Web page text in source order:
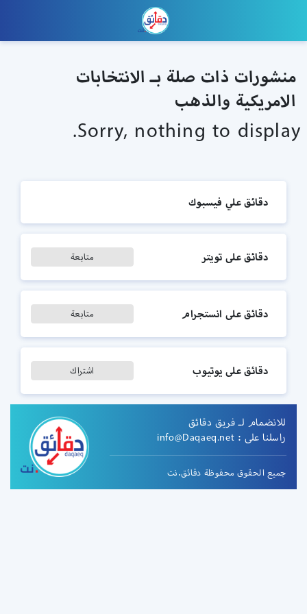
منشورات ذات صلة بـ الانتخابات
الامريكية والذهب
Sorry, nothing to display.
دقائق علي فيسبوك
دقائق على تويتر متابعة
دقائق على انستجرام متابعة
دقائق على يوتيوب اشتراك
للانضمام لـ فريق دقائق
راسلنا على : info@Daqaeq.net
جميع الحقوق محفوظة دقائق.نت